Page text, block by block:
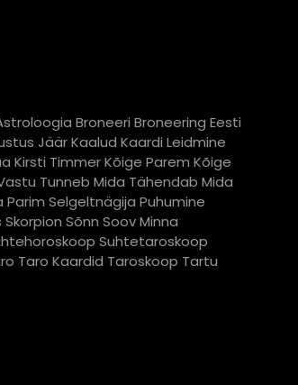
Broneeri Broneering Eesti
JäärKaalud Kaardi Leidmine
Kirsti TimmerKõige Parem Kõige
Tunneb Mida Tähendab Mida
Parim Selgeltnägija Puhumine
Skorpion Sõnn Soov Minna
Suhtetaroskoop
Taro Kaardid Taroskoop Tartu